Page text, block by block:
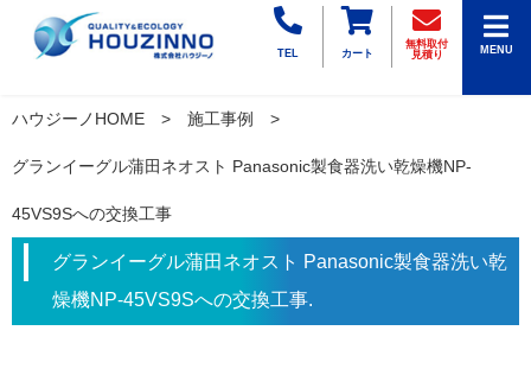
TEL カート
無料取付
見積り
MENU
ハウジーノHOME 施工事例
グランイーグル蒲田ネオスト Panasonic製食器洗い乾燥機NP-
45VS9Sへの交換工事
グランイーグル蒲田ネオスト Panasonic製食器洗い乾
燥機NP-45VS9Sへの交換工事.